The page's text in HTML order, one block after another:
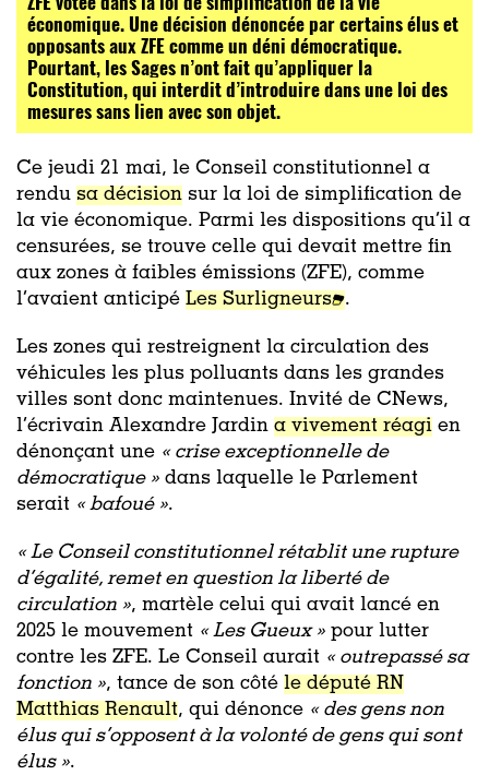
économique. Une décision dénoncée par certains élus et
opposants aux ZFE comme un déni démocratique.
Pourtant, les Sages n’ont fait qu’appliquer la
Constitution, qui interdit d’introduire dans une loi des
mesures sans lien avec son objet.
Ce jeudi 21 mai, le Conseil constitutionnel a
rendu sa décision sur la loi de simplification de
la vie économique. Parmi les dispositions qu’il a
censurées, se trouve celle qui devait mettre fin
aux zones à faibles émissions (ZFE), comme
l’avaient anticipé Les Surligneurs .
Les zones qui restreignent la circulation des
véhicules les plus polluants dans les grandes
villes sont donc maintenues. Invité de CNews,
l’écrivain Alexandre Jardin a vivement réagi en
dénonçant une « crise exceptionnelle de
démocratique » dans laquelle le Parlement
serait « bafoué ».
« Le Conseil constitutionnel rétablit une rupture
d’égalité, remet en question la liberté de
circulation », martèle celui qui avait lancé en
2025 le mouvement « Les Gueux » pour lutter
contre les ZFE. Le Conseil aurait « outrepassé sa
fonction », tance de son côté le député RN
Matthias Renault, qui dénonce « des gens non
élus qui s’opposent à la volonté de gens qui sont
élus ».